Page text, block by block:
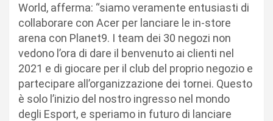
World, afferma: “siamo veramente entusiasti di
collaborare con Acer per lanciare le in-store
arena con Planet9. I team dei 30 negozi non
vedono l’ora di dare il benvenuto ai clienti nel
2021 e di giocare per il club del proprio negozio e
partecipare all’organizzazione dei tornei. Questo
è solo l’inizio del nostro ingresso nel mondo
degli Esport, e speriamo in futuro di lanciare